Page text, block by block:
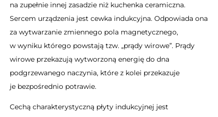
na zupełnie innej zasadzie niż kuchenka ceramiczna.
Sercem urządzenia jest cewka indukcyjna. Odpowiada ona
za wytwarzanie zmiennego pola magnetycznego,
w wyniku którego powstają tzw. „prądy wirowe”. Prądy
wirowe przekazują wytworzoną energię do dna
podgrzewanego naczynia, które z kolei przekazuje
je bezpośrednio potrawie.
Cechą charakterystyczną płyty indukcyjnej jest